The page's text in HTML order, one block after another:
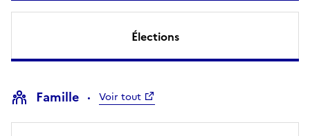
Élections
Famille Voir tout